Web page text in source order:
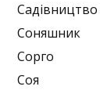
Садівництво
Соняшник
Сорго
Соя